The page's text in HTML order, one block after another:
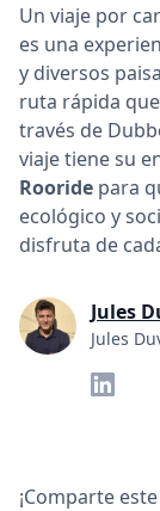
¡Comparte
Un viaje por
es una
y diversos
ruta rápida
través de
viaje tiene su
Rooride para
ecológico y
disfruta de
Jules
Jules